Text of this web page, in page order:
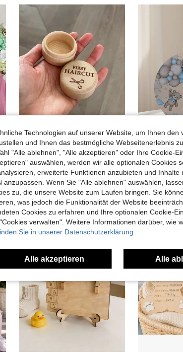
Bären Baby Meilenstein Marker, geeignet für Jungen & Mädchen Kinderzimmer Dekoration, Baby erstes Jahr 12 Monate Fototafel, bestes Baby Erinnerungsgeschenk Neugeborenen Grundausstattung, Baby Shower Geschenk, handgefertigte Holz Aufbewahrungsbox für erste Haare, perfektes Geschenk für frischgebackene Eltern, tragbare Haaraufbewahrungsbox zur Aufbewahrung erster Erinnerungen, aus natürlichem Buchenholz gefertigt, minimalistisches & leichtes Design
#4 Bestseller in Gender-Reveal-Party Baby-Wachstums-Souvenirs
CHF3,08
Viele Stammkunden
#2 Bestseller
CHF3,68
Technologien auf unserer Website, um Ihnen den
und Ihnen das bestmögliche Webseitenerlebnis
"Alle ablehnen", "Alle akzeptieren" oder Ihre Cookie-
auswählen, werden wir alle optionalen Cookies
erweiterte Funktionen anzubieten und Inhalte
anzupassen. Wenn Sie "Alle ablehnen" auswählen,
zu, die unsere Website zum Laufen bringen. Sie
was jedoch die Funktionalität der Website
Cookies zu erfahren und Ihre optionalen Cookie-
verwalten". Weitere Informationen darüber, wie
Sie in unserer Datenschutzerklärung.
Alle akzeptieren Alle